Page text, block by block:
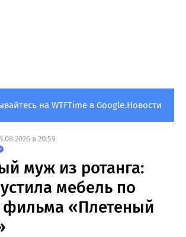
на WTFTime в Google.Новости
в 20:59
муж из ротанга:
мебель по
«Плетеный